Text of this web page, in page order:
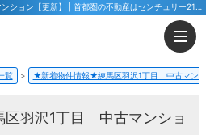
覧 ★新着物件情報★練馬区羽沢1丁目 中古マン
羽沢1丁目 中古マンショ